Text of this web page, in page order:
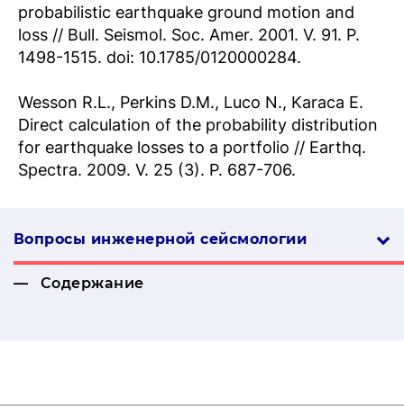
probabilistic earthquake ground motion and
loss // Bull. Seismol. Soc. Amer. 2001. V. 91. P.
1498-1515. doi: 10.1785/0120000284.
Wesson R.L., Perkins D.M., Luco N., Karaca E.
Direct calculation of the probability distribution
for earthquake losses to a portfolio // Earthq.
Spectra. 2009. V. 25 (3). P. 687-706.
Вопросы инженерной сей­смо­логии
Содержание